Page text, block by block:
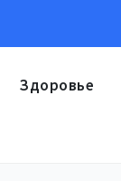
Здоровье